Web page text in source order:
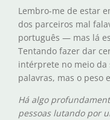
Lembro-me de estar
dos parceiros mal
português — mas lá
Tentando fazer dar
intérprete no meio da
palavras, mas o peso
Há algo
pessoas lutando por